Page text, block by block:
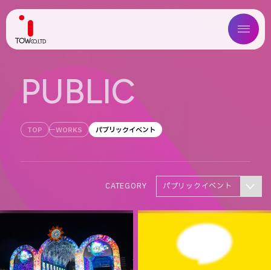
ABOUT US
SERVICE
WORKS
MAGAZINE
COMPANY
IR
PUBLIC
TOP WORKS パブリックイベント
CATEGORY パブリックイベント